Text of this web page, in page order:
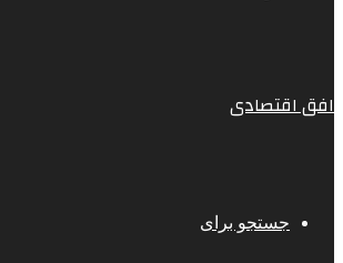
افق اقتصادی
جستجو برای